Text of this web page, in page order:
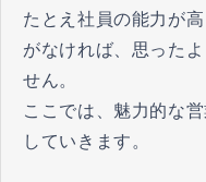
たとえ社員の能力が
がなければ、思った
せん。
ここでは、魅力的な
していきます。